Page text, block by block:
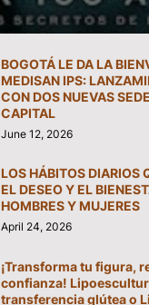
BOGOTÁ LE DA LA
MEDISAN IPS:
CON DOS NUEVAS
CAPITAL
June 12, 2026
LOS HÁBITOS DIARIOS
EL DESEO Y EL
HOMBRES Y MUJERES
April 24, 2026
¡Transforma tu figura,
confianza!
transferencia glútea o